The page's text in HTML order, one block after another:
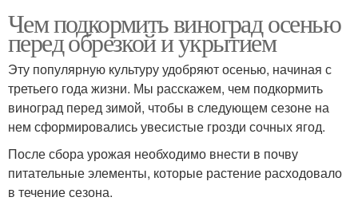
Чем подкормить виноград осенью
перед обрезкой и укрытием
Эту популярную культуру удобряют осенью, начиная с
третьего года жизни. Мы расскажем, чем подкормить
виноград перед зимой, чтобы в следующем сезоне на
нем сформировались увесистые грозди сочных ягод.
После сбора урожая необходимо внести в почву
питательные элементы, которые растение расходовало
в течение сезона.